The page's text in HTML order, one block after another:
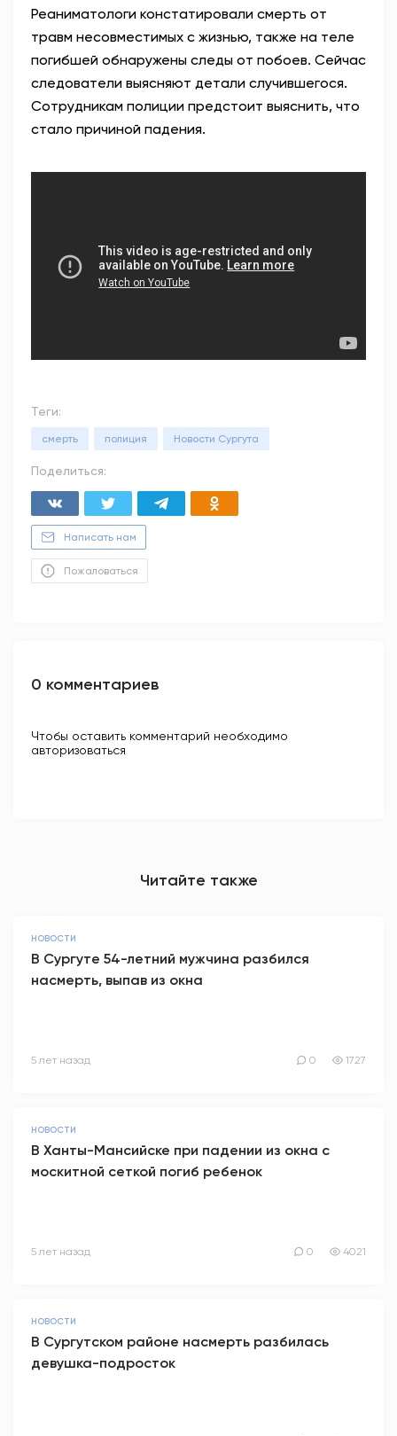
Реаниматологи констатировали смерть от
травм несовместимых с жизнью, также на теле
погибшей обнаружены следы от побоев. Сейчас
следователи выясняют детали случившегося.
Сотрудникам полиции предстоит выяснить, что
стало причиной падения.
Теги:
смерть полиция Новости Сургута
Поделиться:
Написать нам
Пожаловаться
0 комментариев
Чтобы оставить комментарий необходимо
авторизоваться
Читайте также
НОВОСТИ
В Сургуте 54-летний мужчина разбился
насмерть, выпав из окна
5 лет назад 0 1727
НОВОСТИ
В Ханты-Мансийске при падении из окна с
москитной сеткой погиб ребенок
5 лет назад 0 4021
НОВОСТИ
В Сургутском районе насмерть разбилась
девушка-подросток